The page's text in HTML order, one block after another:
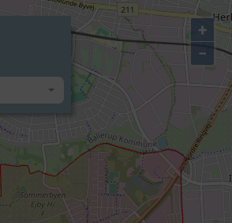
+
−